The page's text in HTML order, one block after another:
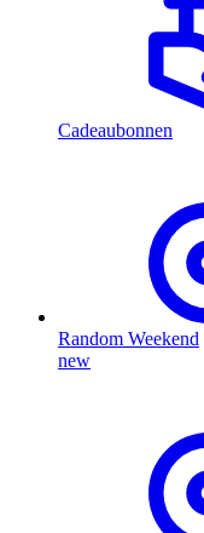
Cadeaubonnen
Random Weekend
new